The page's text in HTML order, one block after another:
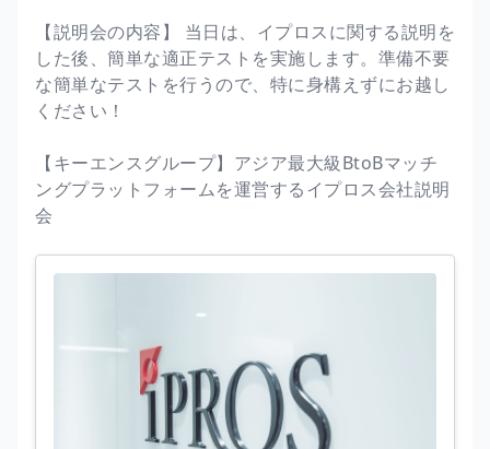
【説明会の内容】 当日は、イプロスに関する説明を
した後、簡単な適正テストを実施します。準備不要
な簡単なテストを行うので、特に身構えずにお越し
ください！
【キーエンスグループ】アジア最大級BtoBマッチ
ングプラットフォームを運営するイプロス会社説明
会